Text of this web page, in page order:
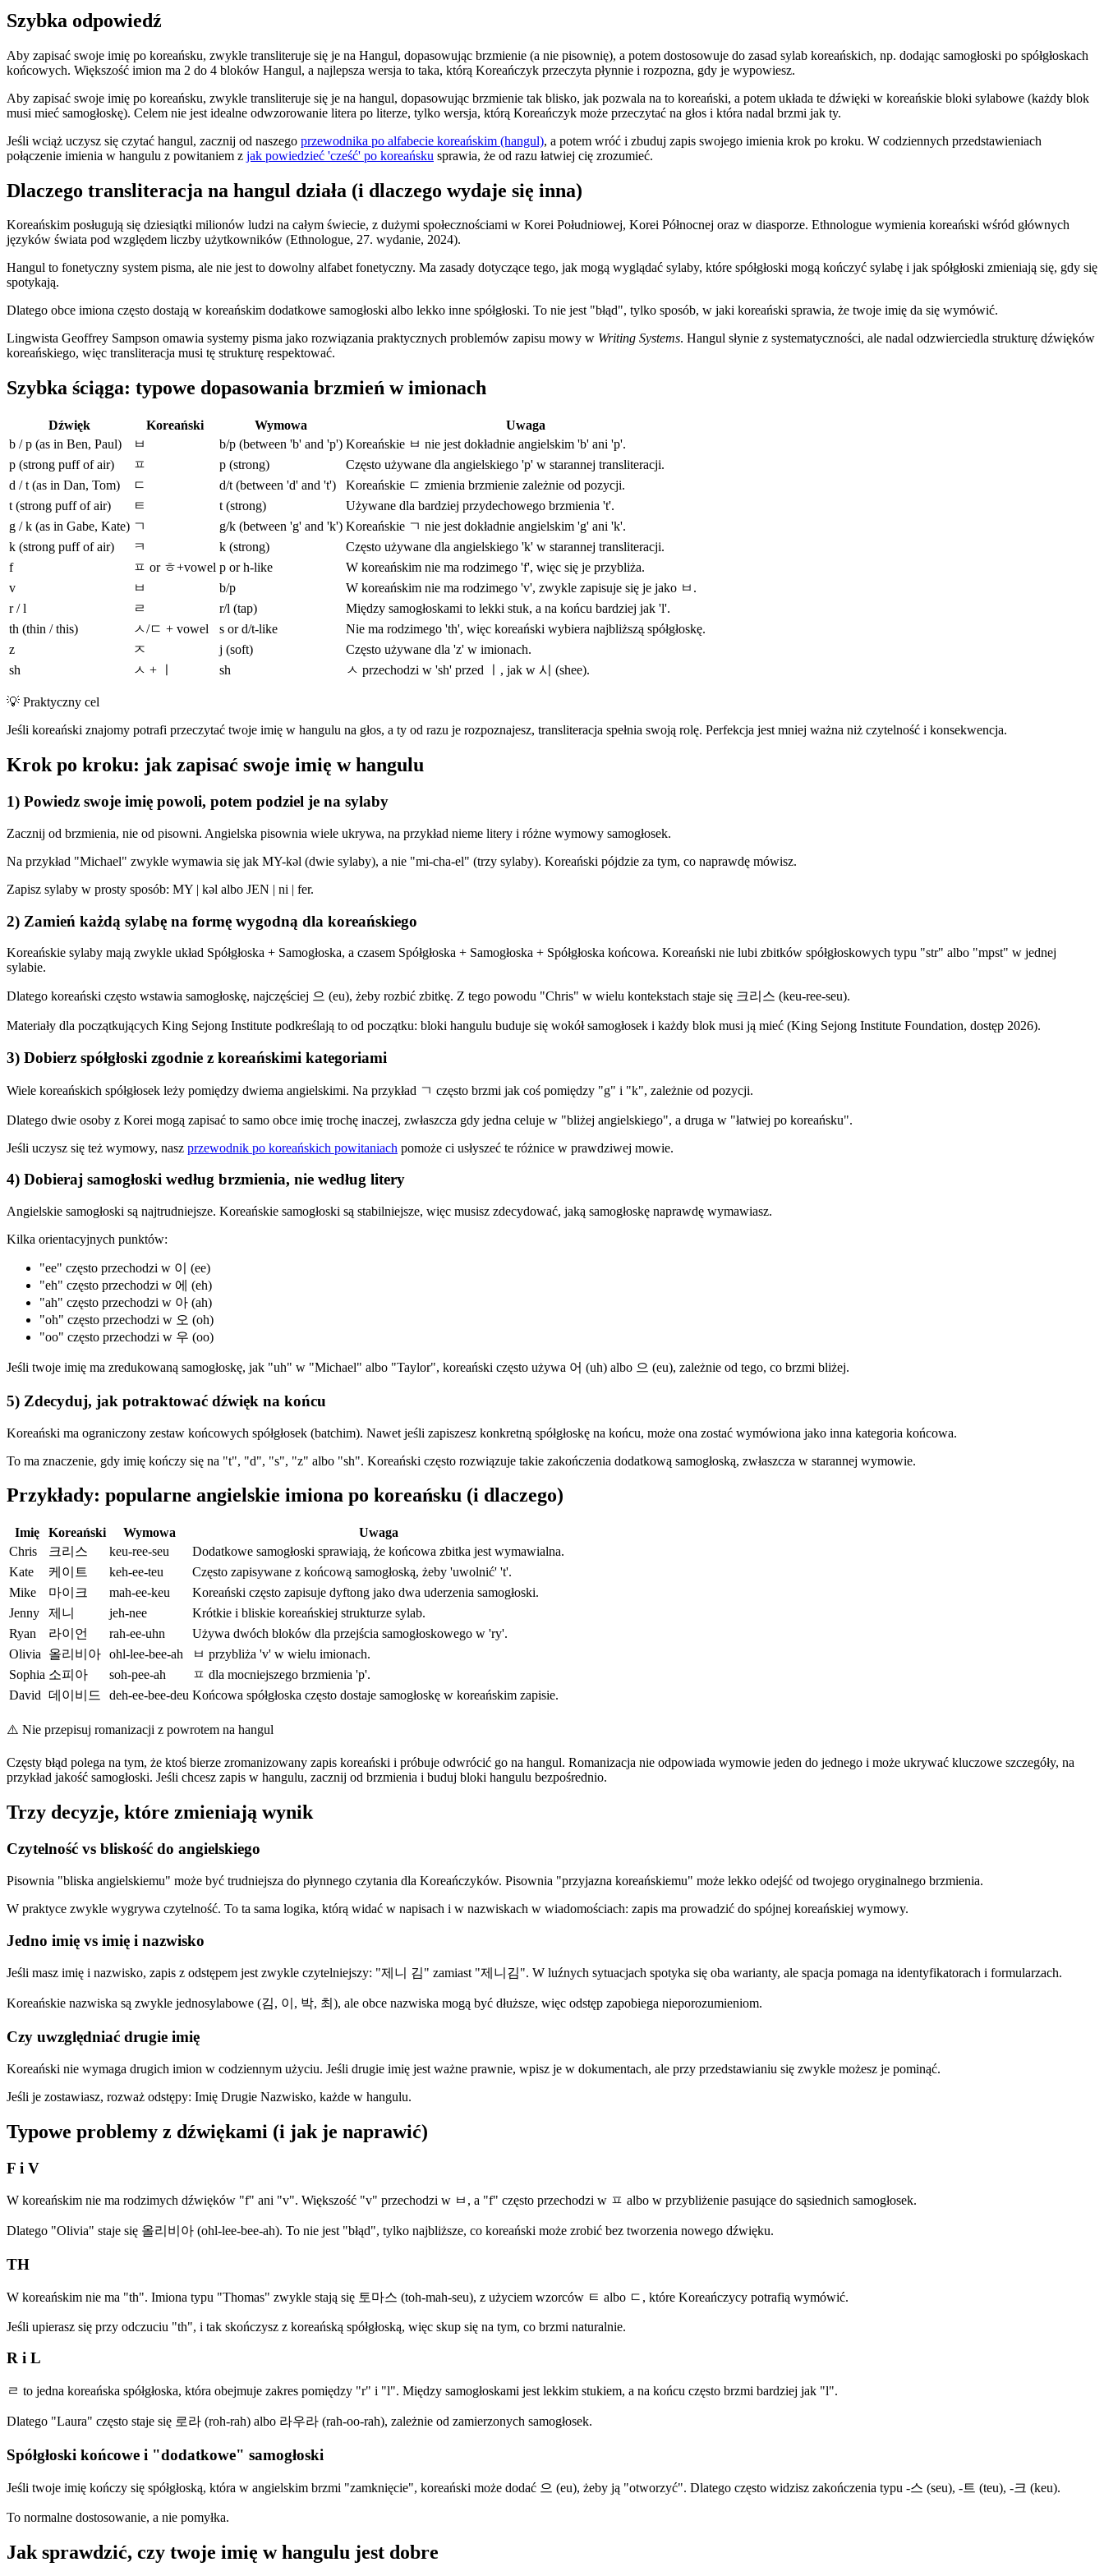
Szybka odpowiedź
Aby zapisać swoje imię po koreańsku, zwykle transliteruje się je na Hangul, dopasowując brzmienie (a nie pisownię), a potem dostosowuje do zasad sylab koreańskich, np. dodając samogłoski po spółgłoskach
końcowych. Większość imion ma 2 do 4 bloków Hangul, a najlepsza wersja to taka, którą Koreańczyk przeczyta płynnie i rozpozna, gdy je wypowiesz.
Aby zapisać swoje imię po koreańsku, zwykle transliteruje się je na hangul, dopasowując brzmienie tak blisko, jak pozwala na to koreański, a potem układa te dźwięki w koreańskie bloki sylabowe (każdy blok
musi mieć samogłoskę). Celem nie jest idealne odwzorowanie litera po literze, tylko wersja, którą Koreańczyk może przeczytać na głos i która nadal brzmi jak ty.
Jeśli wciąż uczysz się czytać hangul, zacznij od naszego przewodnika po alfabecie koreańskim (hangul), a potem wróć i zbuduj zapis swojego imienia krok po kroku. W codziennych przedstawieniach
połączenie imienia w hangulu z powitaniem z jak powiedzieć 'cześć' po koreańsku sprawia, że od razu łatwiej cię zrozumieć.
Dlaczego transliteracja na hangul działa (i dlaczego wydaje się inna)
Koreańskim posługują się dziesiątki milionów ludzi na całym świecie, z dużymi społecznościami w Korei Południowej, Korei Północnej oraz w diasporze. Ethnologue wymienia koreański wśród głównych
języków świata pod względem liczby użytkowników (Ethnologue, 27. wydanie, 2024).
Hangul to fonetyczny system pisma, ale nie jest to dowolny alfabet fonetyczny. Ma zasady dotyczące tego, jak mogą wyglądać sylaby, które spółgłoski mogą kończyć sylabę i jak spółgłoski zmieniają się, gdy się
spotykają.
Dlatego obce imiona często dostają w koreańskim dodatkowe samogłoski albo lekko inne spółgłoski. To nie jest "błąd", tylko sposób, w jaki koreański sprawia, że twoje imię da się wymówić.
Lingwista Geoffrey Sampson omawia systemy pisma jako rozwiązania praktycznych problemów zapisu mowy w Writing Systems. Hangul słynie z systematyczności, ale nadal odzwierciedla strukturę dźwięków
koreańskiego, więc transliteracja musi tę strukturę respektować.
Szybka ściąga: typowe dopasowania brzmień w imionach
Dźwięk Koreański Wymowa
Uwaga
b / p (as in Ben, Paul)
ㅂ b/p (between 'b' and 'p') Koreańskie ㅂ nie jest dokładnie angielskim 'b' ani 'p'.
p (strong puff of air)
ㅍ p (strong)
Często używane dla angielskiego 'p' w starannej transliteracji.
d / t (as in Dan, Tom)
ㄷ d/t (between 'd' and 't')
Koreańskie ㄷ zmienia brzmienie zależnie od pozycji.
t (strong puff of air)
ㅌ t (strong)
Używane dla bardziej przydechowego brzmienia 't'.
g / k (as in Gabe, Kate) ㄱ g/k (between 'g' and 'k') Koreańskie ㄱ nie jest dokładnie angielskim 'g' ani 'k'.
k (strong puff of air)
ㅋ k (strong)
Często używane dla angielskiego 'k' w starannej transliteracji.
f
ㅍ or ㅎ+vowel p or h-like
W koreańskim nie ma rodzimego 'f', więc się je przybliża.
v
ㅂ b/p
W koreańskim nie ma rodzimego 'v', zwykle zapisuje się je jako ㅂ.
r / l
ㄹ r/l (tap)
Między samogłoskami to lekki stuk, a na końcu bardziej jak 'l'.
th (thin / this)
ㅅ/ㄷ + vowel s or d/t-like
Nie ma rodzimego 'th', więc koreański wybiera najbliższą spółgłoskę.
z
ㅈ j (soft)
Często używane dla 'z' w imionach.
sh
ㅅ + ㅣ sh ㅅ przechodzi w 'sh' przed ㅣ, jak w 시 (shee).
💡 Praktyczny cel
Jeśli koreański znajomy potrafi przeczytać twoje imię w hangulu na głos, a ty od razu je rozpoznajesz, transliteracja spełnia swoją rolę. Perfekcja jest mniej ważna niż czytelność i konsekwencja.
Krok po kroku: jak zapisać swoje imię w hangulu
1) Powiedz swoje imię powoli, potem podziel je na sylaby
Zacznij od brzmienia, nie od pisowni. Angielska pisownia wiele ukrywa, na przykład nieme litery i różne wymowy samogłosek.
Na przykład "Michael" zwykle wymawia się jak MY-kəl (dwie sylaby), a nie "mi-cha-el" (trzy sylaby). Koreański pójdzie za tym, co naprawdę mówisz.
Zapisz sylaby w prosty sposób: MY | kəl albo JEN | ni | fer.
2) Zamień każdą sylabę na formę wygodną dla koreańskiego
Koreańskie sylaby mają zwykle układ Spółgłoska + Samogłoska, a czasem Spółgłoska + Samogłoska + Spółgłoska końcowa. Koreański nie lubi zbitków spółgłoskowych typu "str" albo "mpst" w jednej
sylabie.
Dlatego koreański często wstawia samogłoskę, najczęściej 으 (eu), żeby rozbić zbitkę. Z tego powodu "Chris" w wielu kontekstach staje się 크리스 (keu-ree-seu).
Materiały dla początkujących King Sejong Institute podkreślają to od początku: bloki hangulu buduje się wokół samogłosek i każdy blok musi ją mieć (King Sejong Institute Foundation, dostęp 2026).
3) Dobierz spółgłoski zgodnie z koreańskimi kategoriami
Wiele koreańskich spółgłosek leży pomiędzy dwiema angielskimi. Na przykład ㄱ często brzmi jak coś pomiędzy "g" i "k", zależnie od pozycji.
Dlatego dwie osoby z Korei mogą zapisać to samo obce imię trochę inaczej, zwłaszcza gdy jedna celuje w "bliżej angielskiego", a druga w "łatwiej po koreańsku".
Jeśli uczysz się też wymowy, nasz przewodnik po koreańskich powitaniach pomoże ci usłyszeć te różnice w prawdziwej mowie.
4) Dobieraj samogłoski według brzmienia, nie według litery
Angielskie samogłoski są najtrudniejsze. Koreańskie samogłoski są stabilniejsze, więc musisz zdecydować, jaką samogłoskę naprawdę wymawiasz.
Kilka orientacyjnych punktów:
"ee" często przechodzi w 이 (ee)
"eh" często przechodzi w 에 (eh)
"ah" często przechodzi w 아 (ah)
"oh" często przechodzi w 오 (oh)
"oo" często przechodzi w 우 (oo)
Jeśli twoje imię ma zredukowaną samogłoskę, jak "uh" w "Michael" albo "Taylor", koreański często używa 어 (uh) albo 으 (eu), zależnie od tego, co brzmi bliżej.
5) Zdecyduj, jak potraktować dźwięk na końcu
Koreański ma ograniczony zestaw końcowych spółgłosek (batchim). Nawet jeśli zapiszesz konkretną spółgłoskę na końcu, może ona zostać wymówiona jako inna kategoria końcowa.
To ma znaczenie, gdy imię kończy się na "t", "d", "s", "z" albo "sh". Koreański często rozwiązuje takie zakończenia dodatkową samogłoską, zwłaszcza w starannej wymowie.
Przykłady: popularne angielskie imiona po koreańsku (i dlaczego)
Imię Koreański Wymowa
Uwaga
Chris
크리스 keu-ree-seu
Dodatkowe samogłoski sprawiają, że końcowa zbitka jest wymawialna.
Kate
케이트 keh-ee-teu
Często zapisywane z końcową samogłoską, żeby 'uwolnić' 't'.
Mike
마이크 mah-ee-keu
Koreański często zapisuje dyftong jako dwa uderzenia samogłoski.
Jenny
제니 jeh-nee
Krótkie i bliskie koreańskiej strukturze sylab.
Ryan
라이언 rah-ee-uhn
Używa dwóch bloków dla przejścia samogłoskowego w 'ry'.
Olivia
올리비아 ohl-lee-bee-ah
ㅂ przybliża 'v' w wielu imionach.
Sophia 소피아 soh-pee-ah
ㅍ dla mocniejszego brzmienia 'p'.
David 데이비드 deh-ee-bee-deu Końcowa spółgłoska często dostaje samogłoskę w koreańskim zapisie.
⚠️ Nie przepisuj romanizacji z powrotem na hangul
Częsty błąd polega na tym, że ktoś bierze zromanizowany zapis koreański i próbuje odwrócić go na hangul. Romanizacja nie odpowiada wymowie jeden do jednego i może ukrywać kluczowe szczegóły, na
przykład jakość samogłoski. Jeśli chcesz zapis w hangulu, zacznij od brzmienia i buduj bloki hangulu bezpośrednio.
Trzy decyzje, które zmieniają wynik
Czytelność vs bliskość do angielskiego
Pisownia "bliska angielskiemu" może być trudniejsza do płynnego czytania dla Koreańczyków. Pisownia "przyjazna koreańskiemu" może lekko odejść od twojego oryginalnego brzmienia.
W praktyce zwykle wygrywa czytelność. To ta sama logika, którą widać w napisach i w nazwiskach w wiadomościach: zapis ma prowadzić do spójnej koreańskiej wymowy.
Jedno imię vs imię i nazwisko
Jeśli masz imię i nazwisko, zapis z odstępem jest zwykle czytelniejszy: "제니 김" zamiast "제니김". W luźnych sytuacjach spotyka się oba warianty, ale spacja pomaga na identyfikatorach i formularzach.
Koreańskie nazwiska są zwykle jednosylabowe (김, 이, 박, 최), ale obce nazwiska mogą być dłuższe, więc odstęp zapobiega nieporozumieniom.
Czy uwzględniać drugie imię
Koreański nie wymaga drugich imion w codziennym użyciu. Jeśli drugie imię jest ważne prawnie, wpisz je w dokumentach, ale przy przedstawianiu się zwykle możesz je pominąć.
Jeśli je zostawiasz, rozważ odstępy: Imię Drugie Nazwisko, każde w hangulu.
Typowe problemy z dźwiękami (i jak je naprawić)
F i V
W koreańskim nie ma rodzimych dźwięków "f" ani "v". Większość "v" przechodzi w ㅂ, a "f" często przechodzi w ㅍ albo w przybliżenie pasujące do sąsiednich samogłosek.
Dlatego "Olivia" staje się 올리비아 (ohl-lee-bee-ah). To nie jest "błąd", tylko najbliższe, co koreański może zrobić bez tworzenia nowego dźwięku.
TH
W koreańskim nie ma "th". Imiona typu "Thomas" zwykle stają się 토마스 (toh-mah-seu), z użyciem wzorców ㅌ albo ㄷ, które Koreańczycy potrafią wymówić.
Jeśli upierasz się przy odczuciu "th", i tak skończysz z koreańską spółgłoską, więc skup się na tym, co brzmi naturalnie.
R i L
ㄹ to jedna koreańska spółgłoska, która obejmuje zakres pomiędzy "r" i "l". Między samogłoskami jest lekkim stukiem, a na końcu często brzmi bardziej jak "l".
Dlatego "Laura" często staje się 로라 (roh-rah) albo 라우라 (rah-oo-rah), zależnie od zamierzonych samogłosek.
Spółgłoski końcowe i "dodatkowe" samogłoski
Jeśli twoje imię kończy się spółgłoską, która w angielskim brzmi "zamknięcie", koreański może dodać 으 (eu), żeby ją "otworzyć". Dlatego często widzisz zakończenia typu -스 (seu), -트 (teu), -크 (keu).
To normalne dostosowanie, a nie pomyłka.
Jak sprawdzić, czy twoje imię w hangulu jest dobre